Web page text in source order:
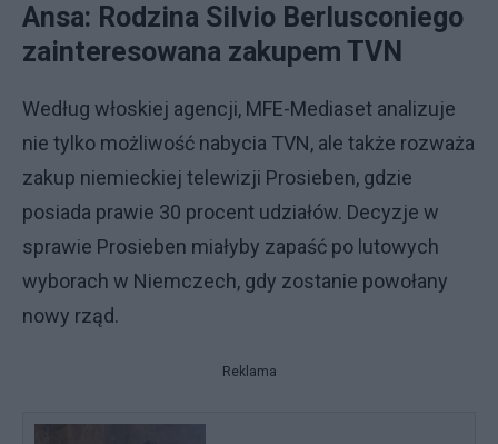
Ansa: Rodzina Silvio Berlusconiego
zainteresowana zakupem TVN
Według włoskiej agencji, MFE-Mediaset analizuje
nie tylko możliwość nabycia TVN, ale także rozważa
zakup niemieckiej telewizji Prosieben, gdzie
posiada prawie 30 procent udziałów. Decyzje w
sprawie Prosieben miałyby zapaść po lutowych
wyborach w Niemczech, gdy zostanie powołany
nowy rząd.
Reklama